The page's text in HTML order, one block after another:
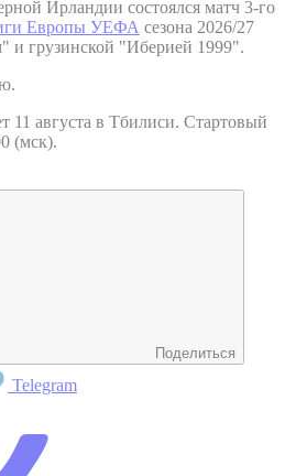
Ирландии состоялся матч 3-го
Европы УЕФА сезона 2026/27
грузинской "Иберией 1999".
11 августа в Тбилиси. Стартовый
(мск).
Поделиться
Telegram